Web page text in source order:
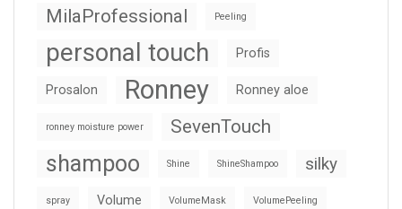
MilaProfessional Peeling
personal touch Profis
Prosalon Ronney Ronney aloe
ronney moisture power SevenTouch
shampoo Shine ShineShampoo silky
spray Volume VolumeMask VolumePeeling